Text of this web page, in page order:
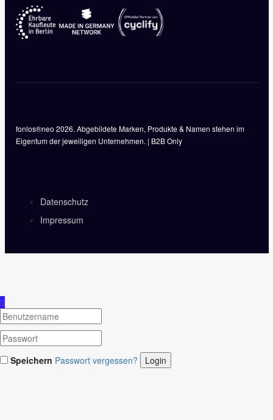
fonlos®neo 2026. Abgebildete Marken, Produkte & Namen stehen im
Eigentum der jeweiligen Unternehmen. | B2B Only
Datenschutz
Impressum
Speichern Passwort vergessen?